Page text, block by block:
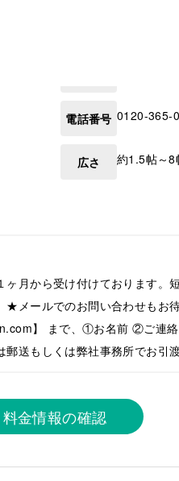
電話番号 0120-365-
広さ 約1.5帖～8
から受け付けております。
メールでのお問い合わせもお
】 まで、①お名前 ②ご連
もしくは弊社事務所でお引渡
料金情報の確認